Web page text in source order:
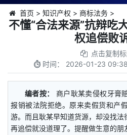
首页 > 知识产权 > 商标法务>
不懂“合法来源”抗辩吃
权追偿败
点击复制
时间： 2026-01-23
编者按：
商户耿某卖侵权牙膏
报销被法院拒绝。原来卖假货和产
游。而且耿某早知道货源，却没找法
再追偿就没道理了。提醒做生意的